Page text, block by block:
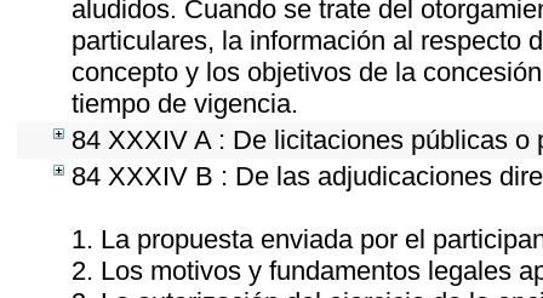
aludidos. Cuando se trate del
particulares, la información al respecto
concepto y los objetivos de la
tiempo de vigencia.
84 XXXIV A : De licitaciones públicas
84 XXXIV B : De las adjudicaciones
1. La propuesta enviada por el
2. Los motivos y fundamentos legales